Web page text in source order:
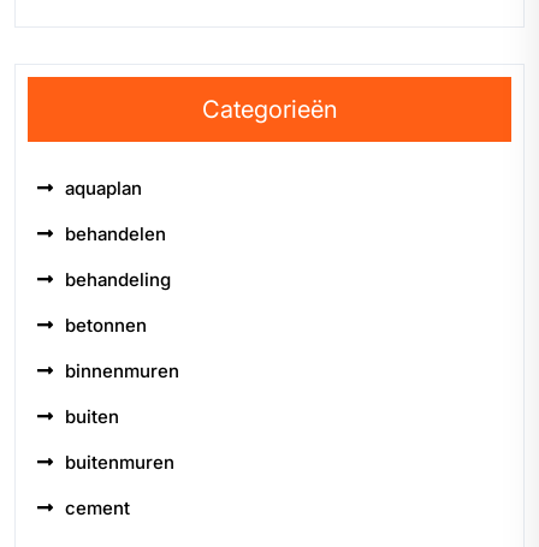
Categorieën
aquaplan
behandelen
behandeling
betonnen
binnenmuren
buiten
buitenmuren
cement